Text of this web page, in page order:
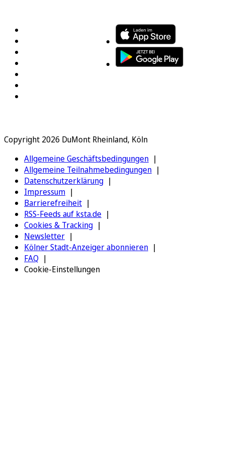
Copyright 2026 DuMont Rheinland, Köln
Allgemeine Geschäftsbedingungen
Allgemeine Teilnahmebedingungen
Datenschutzerklärung
Impressum
Barrierefreiheit
RSS-Feeds auf ksta.de
Cookies & Tracking
Newsletter
Kölner Stadt-Anzeiger abonnieren
FAQ
Cookie-Einstellungen